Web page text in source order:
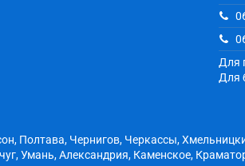
Для
Для
Полтава, Чернигов, Черкассы,
Умань, Александрия, Каменское,